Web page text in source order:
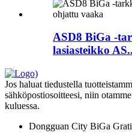
ASD8 BiGa -
lasiasteikko
Jos haluat tiedustella
sähköpostiosoitteesi, niin
kuluessa.
Dongguan City BiGa